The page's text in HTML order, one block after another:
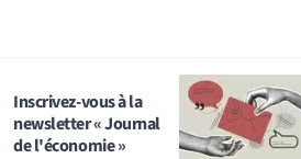
Inscrivez-vous à la
newsletter « Journal
de l'économie »